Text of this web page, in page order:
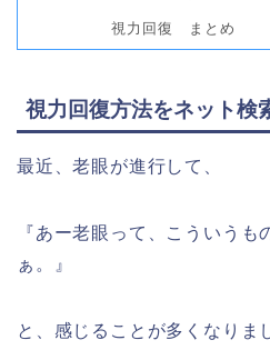
視力回復 まとめ
視力回復方法をネット検
最近、老眼が進行して、
『あー老眼って、こういう
ぁ。』
と、感じることが多くなりま